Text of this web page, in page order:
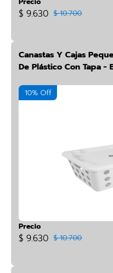
$ 9.630 $ 10.700
Canastas Y Cajas
De Plástico Con Tapa -
10% Off
Precio
$ 9.630 $ 10.700